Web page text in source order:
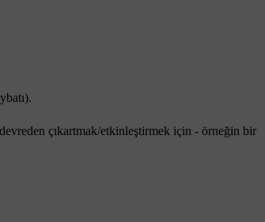
çıkartmak/etkinleştirmek için - örneğin bir